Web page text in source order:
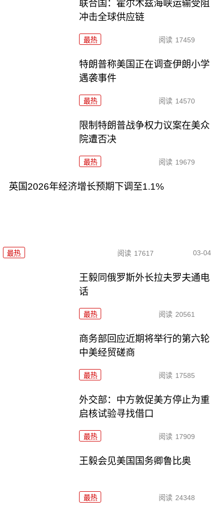
联合国：霍尔木兹海峡运输受阻
冲击全球供应链
最热 阅读 17459
特朗普称美国正在调查伊朗小学
遇袭事件
最热 阅读 14570
限制特朗普战争权力议案在美众
院遭否决
最热 阅读 19679
英国2026年经济增长预期下调至1.1%
最热 阅读 17617 03-04
王毅同俄罗斯外长拉夫罗夫通电
话
最热 阅读 20561
商务部回应近期将举行的第六轮
中美经贸磋商
最热 阅读 17585
外交部：中方敦促美方停止为重
启核试验寻找借口
最热 阅读 17909
王毅会见美国国务卿鲁比奥
最热 阅读 24348